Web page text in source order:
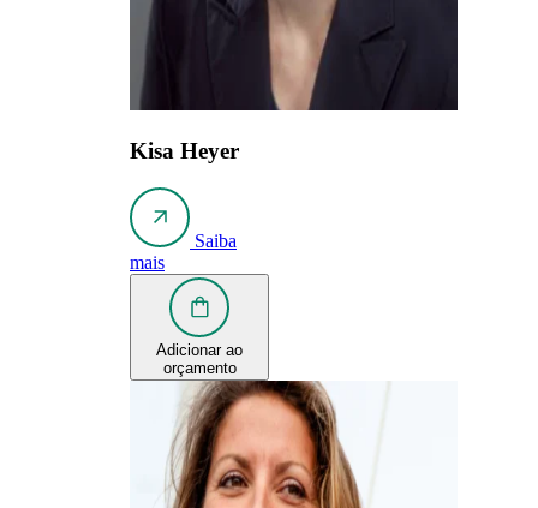
Kisa Heyer
Saiba
mais
Adicionar ao
orçamento